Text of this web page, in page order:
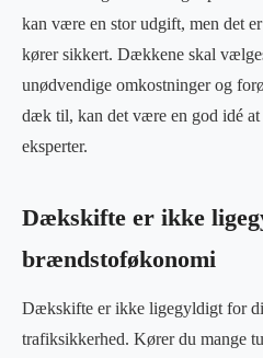
kan være en stor udgift, men det
kører sikkert. Dækkene skal
unødvendige omkostninger og
dæk til, kan det være en god idé at
eksperter.
Dækskifte er ikke
brændstoføkonomi
Dækskifte er ikke ligegyldigt for
trafiksikkerhed. Kører du mange